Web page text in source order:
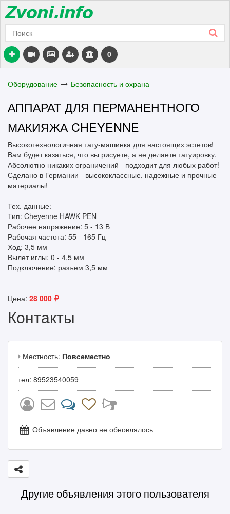
0
Оборудование Безопасность и охрана
АППАРАТ ДЛЯ ПЕРМАНЕНТНОГО
МАКИЯЖА CHEYENNE
Высокотехнологичная тату-машинка для настоящих эстетов!
Вам будет казаться, что вы рисуете, а не делаете татуировку.
Абсолютно никаких ограничений - подходит для любых работ!
Сделано в Германии - высококлассные, надежные и прочные
материалы!
Тех. данные:
Тип: Cheyenne HAWK PEN
Рабочее напряжение: 5 - 13 В
Рабочая частота: 55 - 165 Гц
Ход: 3,5 мм
Вылет иглы: 0 - 4,5 мм
Подключение: разъем 3,5 мм
Цена: 28 000
Контакты
Местность: Повсеместно
тел: 89523540059
Объявление давно не обновлялось
Другие объявления этого пользователя